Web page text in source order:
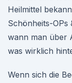
Heilmittel
Schönheits-OPs
wann man über
was wirklich
Wenn sich die